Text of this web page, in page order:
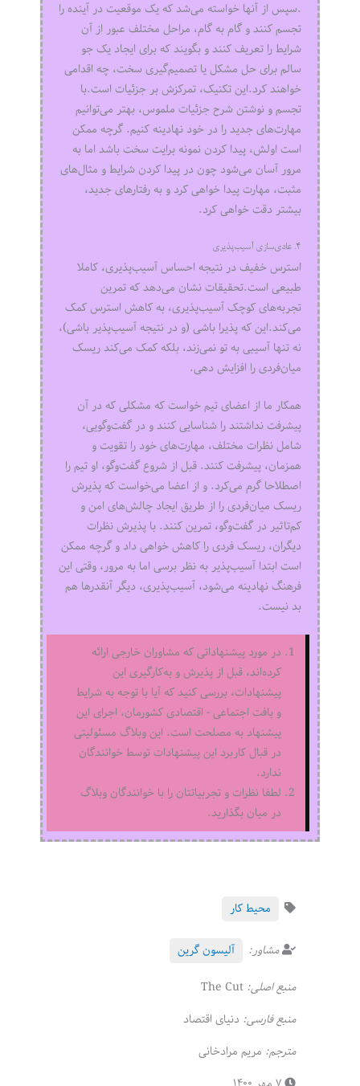
.سپس از آنها خواسته می‌شد که یک موقعیت در آینده را
تجسم کنند و گام به گام، مراحل مختلف عبور از آن
شرایط را تعریف کنند و بگویند که برای ایجاد یک جو
سالم برای حل مشکل یا تصمیم‌گیری سخت، چه اقدامی
خواهند کرد.این تکنیک، تمرکزش بر جزئیات است.با
تجسم و نوشتن شرح جزئیات ملموس، بهتر می‌توانیم
مهارت‌های جدید را در خود نهادینه کنیم. گرچه ممکن
است اولش، پیدا کردن نمونه برایت سخت باشد اما به
مرور آسان می‌شود چون در پیدا کردن شرایط و مثال‌های
مثبت، مهارت پیدا خواهی کرد و به رفتارهای جدید،
بیشتر دقت خواهی کرد.
۴. عادی‌سازی آسیب‌پذیری
استرس خفیف در نتیجه احساس آسیب‌پذیری، کاملا
طبیعی است.تحقیقات نشان می‌دهد که تمرین
تجربه‌های کوچک آسیب‌پذیری، به کاهش استرس کمک
می‌کند.این که پذیرا باشی (و در نتیجه آسیب‌پذیر باشی)،
نه تنها آسیبی به تو نمی‌زند، بلکه کمک می‌کند ریسک
میان‌فردی را افزایش دهی.
همکار ما از اعضای تیم خواست که مشکلی که در آن
پیشرفت نداشتند را شناسایی کنند و در گفت‌وگویی،
شامل نظرات مختلف، مهارت‌های خود را تقویت و
همزمان، پیشرفت کنند. قبل از شروع گفت‌وگو، او تیم را
اصطلاحا گرم می‌کرد. و از اعضا می‌خواست که پذیرش
ریسک میان‌فردی را از طریق ایجاد چالش‌های امن و
کم‌تاثیر در گفت‌وگو، تمرین کنند. با پذیرش نظرات
دیگران، ریسک فردی را کاهش خواهی داد و گرچه ممکن
است ابتدا آسیب‌پذیر به نظر برسی اما به مرور، وقتی این
فرهنگ نهادینه می‌شود، آسیب‌پذیری، دیگر آنقدرها هم
بد نیست.
در مورد پیشنهاداتی که مشاوران خارجی ارائه
کرده‌اند، قبل از پذیرش و به‌کارگیری این
پیشنهادات، بررسی کنید که آیا با توجه به شرایط
و بافت اجتماعی - اقتصادی کشورمان، اجرای این
پیشنهاد به مصلحت است. این وبلاگ مسئولیتی
در قبال کاربرد این پیشنهادات توسط خوانندگان
ندارد.
لطفا نظرات و تجربیاتتان را با خوانندگان وبلاگ
در میان بگذارید.
محیط کار
مشاور:
آلیسون گرین
منبع اصلی: The Cut
منبع فارسی: دنیای اقتصاد
مترجم: مریم مرادخانی